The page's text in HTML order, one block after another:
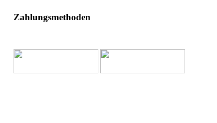
Zahlungsmethoden